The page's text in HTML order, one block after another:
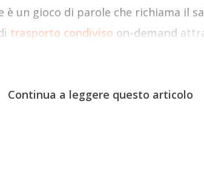
è un gioco di parole che richiama il
trasporto condiviso on-demand
Continua a leggere questo articolo